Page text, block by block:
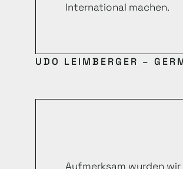
International machen.
UDO LEIMBERGER –
Aufmerksam wurden wir